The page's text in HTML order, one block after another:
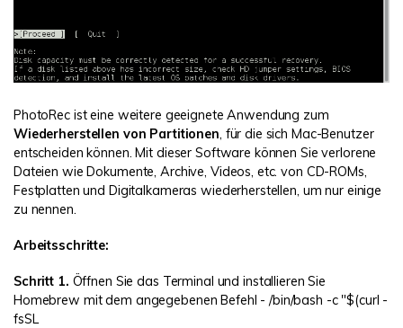
PhotoRec ist eine weitere geeignete Anwendung zum
Wiederherstellen von Partitionen , für die sich Mac-Benutzer
entscheiden können. Mit dieser Software können Sie verlorene
Dateien wie Dokumente, Archive, Videos, etc. von CD-ROMs,
Festplatten und Digitalkameras wiederherstellen, um nur einige
zu nennen.
Arbeitsschritte:
Schritt 1. Öffnen Sie das Terminal und installieren Sie
Homebrew mit dem angegebenen Befehl - /bin/bash -c "$(curl -
fsSL